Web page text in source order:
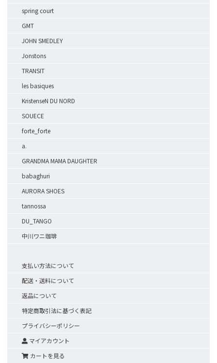
spring court
GMT
JOHN SMEDLEY
Jonstons
TRANSIT
les basiques
KristenseN DU NORD
SOUECE
forte_forte
a.
GRANDMA MAMA DAUGHTER
babaghuri
AURORA SHOES
tannossa
DU_TANGO
中川ワニ珈琲
支払い方法について
配送・送料について
返品について
特定商取引法に基づく表記
プライバシーポリシー
マイアカウント
カートを見る